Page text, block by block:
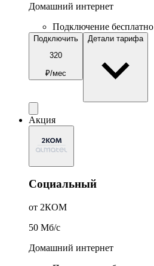
Домашний интернет
Подключение бесплатно
Подключить
320
₽/мес
Детали тарифа
Акция
Социальный
от 2КОМ
50 Мб/c
Домашний интернет